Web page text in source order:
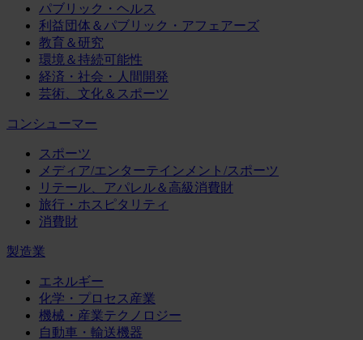
パブリック・ヘルス
利益団体＆パブリック・アフェアーズ
教育＆研究
環境＆持続可能性
経済・社会・人間開発
芸術、文化＆スポーツ
コンシューマー
スポーツ
メディア/エンターテインメント/スポーツ
リテール、アパレル＆高級消費財
旅行・ホスピタリティ
消費財
製造業
エネルギー
化学・プロセス産業
機械・産業テクノロジー
自動車・輸送機器